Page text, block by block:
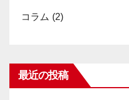
コラム (2)
最近の投稿